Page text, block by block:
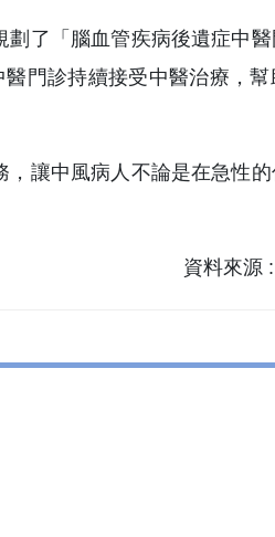
了「腦血管疾病後遺症中醫
門診持續接受中醫治療，
讓中風病人不論是在急性
資料來源 :